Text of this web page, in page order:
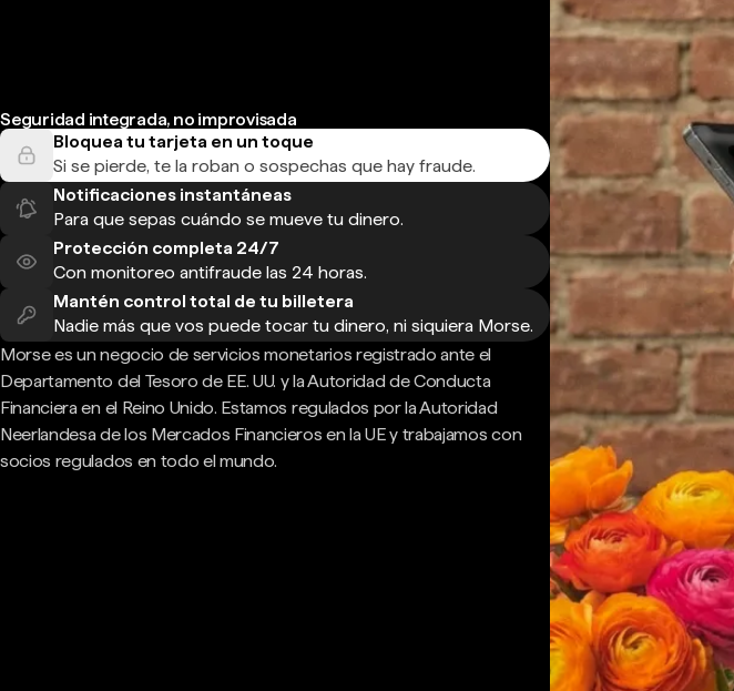
Seguridad integrada, no improvisada
Bloquea tu tarjeta en un toque
Si se pierde, te la roban o sospechas que hay fraude.
Notificaciones instantáneas
Para que sepas cuándo se mueve tu dinero.
Protección completa 24/7
Con monitoreo antifraude las 24 horas.
Mantén control total de tu billetera
Nadie más que vos puede tocar tu dinero, ni siquiera Morse.
Morse es un negocio de servicios monetarios registrado ante el
Departamento del Tesoro de EE. UU. y la Autoridad de Conducta
Financiera en el Reino Unido. Estamos regulados por la Autoridad
Neerlandesa de los Mercados Financieros en la UE y trabajamos con
socios regulados en todo el mundo.